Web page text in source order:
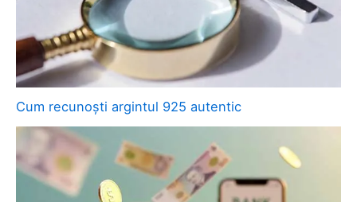
Cum recunoști argintul 925 autentic